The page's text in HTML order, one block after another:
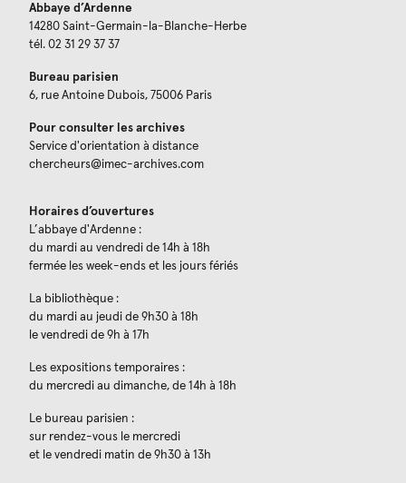
Abbaye d’Ardenne
14280 Saint-Germain-la-Blanche-Herbe
tél. 02 31 29 37 37
Bureau parisien
6, rue Antoine Dubois, 75006 Paris
Pour consulter les archives
Service d'orientation à distance
chercheurs@imec-archives.com
Horaires d’ouvertures
L’abbaye d'Ardenne :
du mardi au vendredi de 14h à 18h
fermée les week-ends et les jours fériés
La bibliothèque :
du mardi au jeudi de 9h30 à 18h
le vendredi de 9h à 17h
Les expositions temporaires :
du mercredi au dimanche, de 14h à 18h
Le bureau parisien :
sur rendez-vous le mercredi
et le vendredi matin de 9h30 à 13h